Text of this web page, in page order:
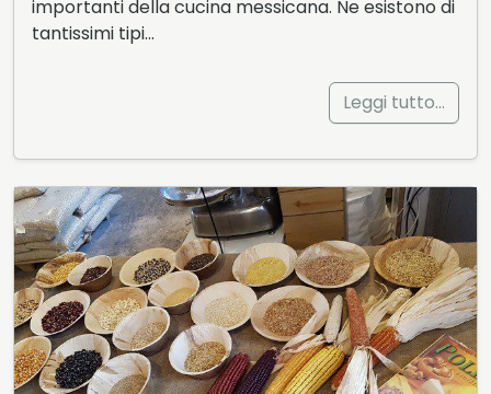
importanti della cucina messicana. Ne esistono di
tantissimi tipi…
Leggi tutto…